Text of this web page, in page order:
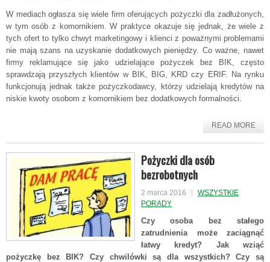
W mediach ogłasza się wiele firm oferujących pożyczki dla zadłużonych,
w tym osób z komornikiem. W praktyce okazuje się jednak, że wiele z
tych ofert to tylko chwyt marketingowy i klienci z poważnymi problemami
nie mają szans na uzyskanie dodatkowych pieniędzy. Co ważne, nawet
firmy reklamujące się jako udzielające pożyczek bez BIK, często
sprawdzają przyszłych klientów w BIK, BIG, KRD czy ERIF. Na rynku
funkcjonują jednak także pożyczkodawcy, którzy udzielają kredytów na
niskie kwoty osobom z komornikiem bez dodatkowych formalności.
READ MORE
Pożyczki dla osób
bezrobotnych
2 marca 2016
WSZYSTKIE
PORADY
Czy osoba bez stałego
zatrudnienia może zaciągnąć
łatwy kredyt? Jak wziąć
pożyczkę bez BIK? Czy chwilówki są dla wszystkich? Czy są